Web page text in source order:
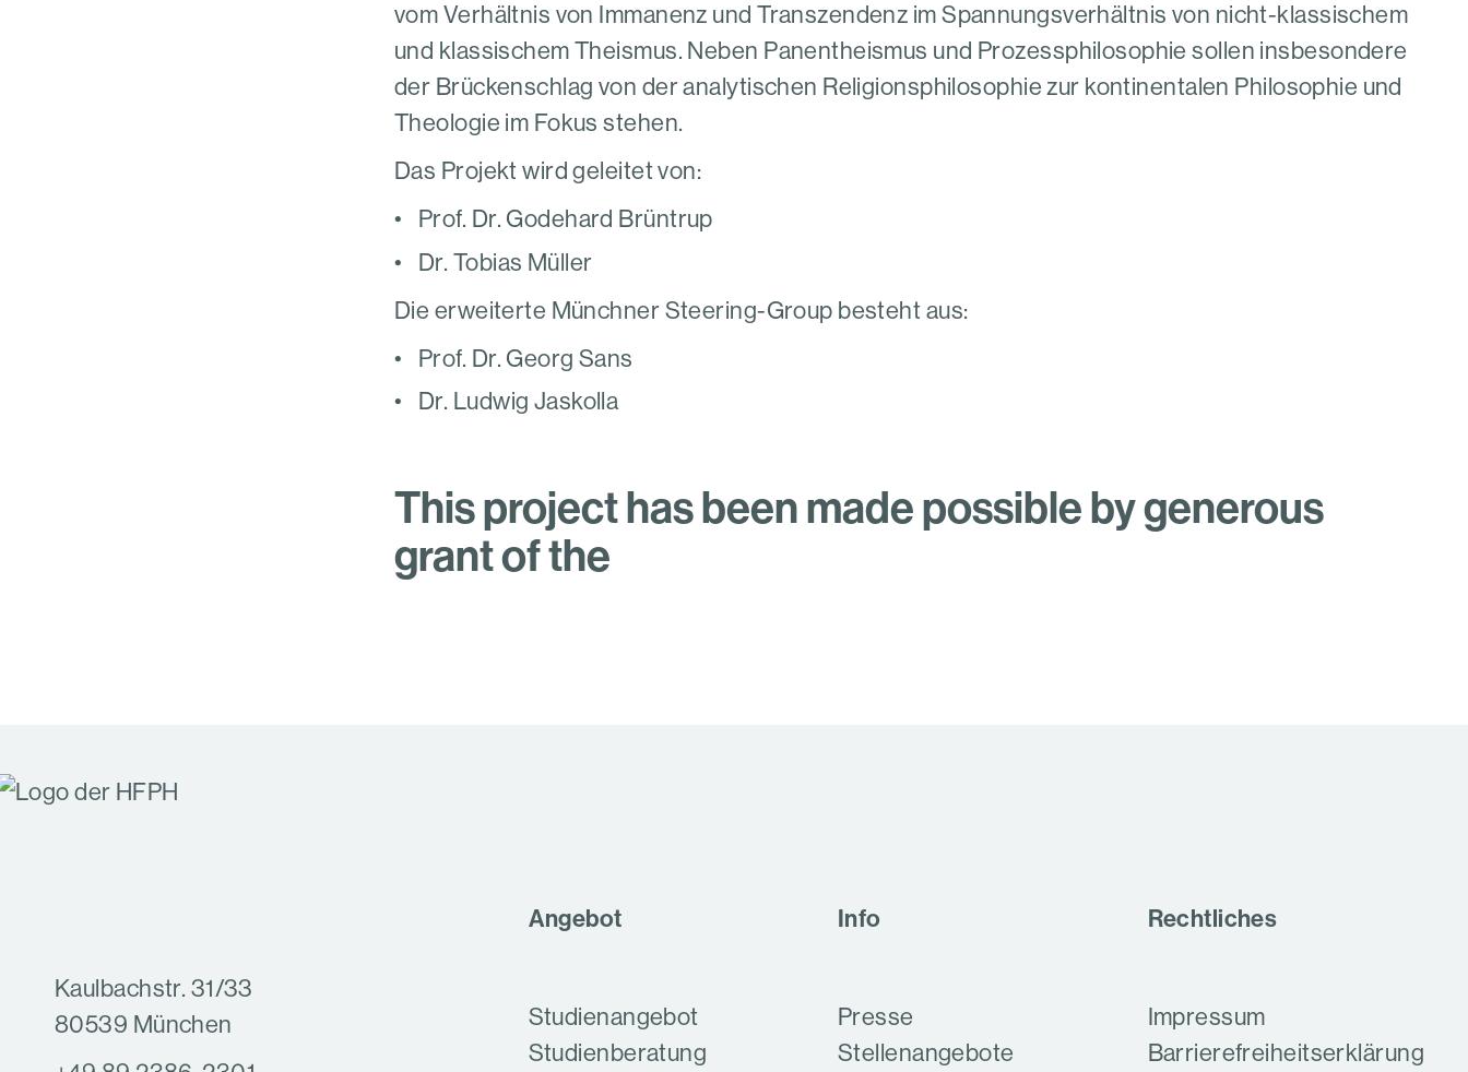
vom Verhältnis von Immanenz und Transzendenz im Spannungsverhältnis von nicht-klassischem
und klassischem Theismus. Neben Panentheismus und Prozessphilosophie sollen insbesondere
der Brückenschlag von der analytischen Religionsphilosophie zur kontinentalen Philosophie und
Theologie im Fokus stehen.
Das Projekt wird geleitet von:
Prof. Dr. Godehard Brüntrup
Dr. Tobias Müller
Die erweiterte Münchner Steering-Group besteht aus:
Prof. Dr. Georg Sans
Dr. Ludwig Jaskolla
This project has been made possible by generous
grant of the
Kaulbachstr. 31/33
80539 München
Angebot
Studienangebot
Studien­beratung
Info
Presse
Stellenangebote
Rechtliches
Impressum
Barrierefreiheitserklärung